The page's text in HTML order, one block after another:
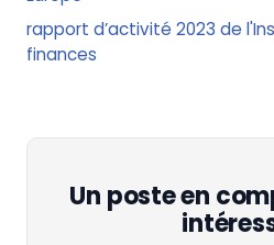
rapport d’activité 2023 de
finances
Un poste en